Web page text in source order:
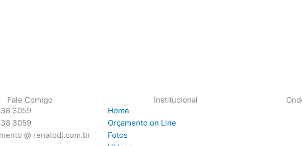
Fale Comigo
3059
3059
@ renatodj.com.br
Institucional
Home
Orçamento on Line
Fotos